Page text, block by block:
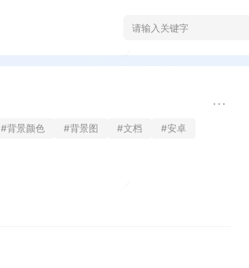
#背景颜色 #背景图 #文档 #安卓